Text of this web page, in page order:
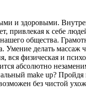
и здоровыми.
привлекая к себе
нашего общества.
Умение делать
вся физическая и
абсолютно
make up? Пройдя
без чистой